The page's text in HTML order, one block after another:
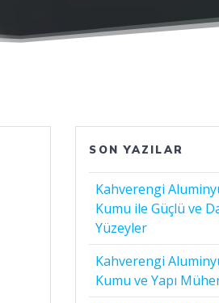
SON YAZILAR
Kahverengi
Kumu ile Güçlü ve
Yüzeyler
Kahverengi
Kumu ve Yapı